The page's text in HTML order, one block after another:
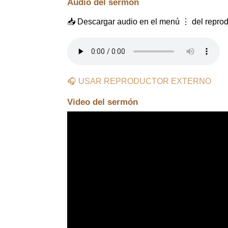
Audio del sermón
📥 Descargar audio en el menú ⋮ del
🎧 USAR REPRODUCTOR EXTERNO
Video del sermón